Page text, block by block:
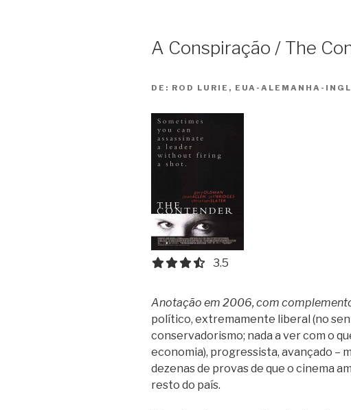
A Conspiração / The
DE: ROD LURIE, EUA-ALEMANHA-
3.5 out of 5.0 stars
3.5
Anotação em 2006, com
político, extremamente liberal (no
conservadorismo; nada a ver com o
economia), progressista, avançado –
dezenas de provas de que o cinema
resto do país.